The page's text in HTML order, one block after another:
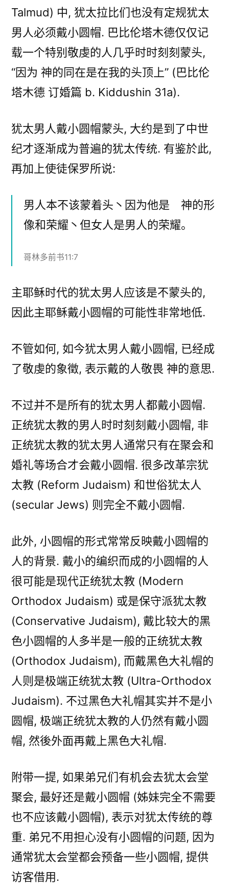
Talmud) 中, 犹太拉比们也没有定规犹太
男人必须戴小圆帽. 巴比伦塔木德仅仅记
载一个特别敬虔的人几乎时时刻刻蒙头,
“因为 神的同在是在我的头顶上” (巴比伦
塔木德 订婚篇 b. Kiddushin 31a).
犹太男人戴小圆帽蒙头, 大约是到了中世
纪才逐渐成为普遍的犹太传统. 有鉴於此,
再加上使徒保罗所说:
男人本不该蒙着头丶因为他是 神的形
像和荣耀丶但女人是男人的荣耀。
哥林多前书11:7
主耶稣时代的犹太男人应该是不蒙头的,
因此主耶稣戴小圆帽的可能性非常地低.
不管如何, 如今犹太男人戴小圆帽, 已经成
了敬虔的象徵, 表示戴的人敬畏 神的意思.
不过并不是所有的犹太男人都戴小圆帽.
正统犹太教的男人时时刻刻戴小圆帽, 非
正统犹太教的犹太男人通常只有在聚会和
婚礼等场合才会戴小圆帽. 很多改革宗犹
太教 (Reform Judaism) 和世俗犹太人
(secular Jews) 则完全不戴小圆帽.
此外, 小圆帽的形式常常反映戴小圆帽的
人的背景. 戴小的编织而成的小圆帽的人
很可能是现代正统犹太教 (Modern
Orthodox Judaism) 或是保守派犹太教
(Conservative Judaism), 戴比较大的黑
色小圆帽的人多半是一般的正统犹太教
(Orthodox Judaism), 而戴黑色大礼帽的
人则是极端正统犹太教 (Ultra-Orthodox
Judaism). 不过黑色大礼帽其实并不是小
圆帽, 极端正统犹太教的人仍然有戴小圆
帽, 然後外面再戴上黑色大礼帽.
附带一提, 如果弟兄们有机会去犹太会堂
聚会, 最好还是戴小圆帽 (姊妹完全不需要
也不应该戴小圆帽), 表示对犹太传统的尊
重. 弟兄不用担心没有小圆帽的问题, 因为
通常犹太会堂都会预备一些小圆帽, 提供
访客借用.